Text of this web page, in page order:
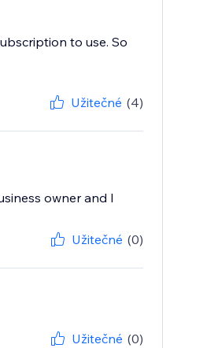
to use. So
Užitečné (4)
owner and I
Užitečné (0)
Užitečné (0)